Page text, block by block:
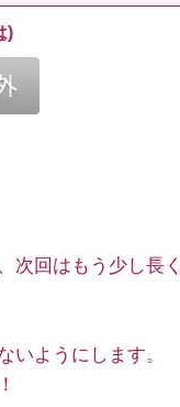
)
次回はもう少し長
いようにします。